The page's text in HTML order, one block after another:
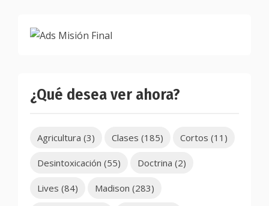
¿Qué desea ver ahora?
Agricultura (3) Clases (185) Cortos (11)
Desintoxicación (55) Doctrina (2)
Lives (84) Madison (283)